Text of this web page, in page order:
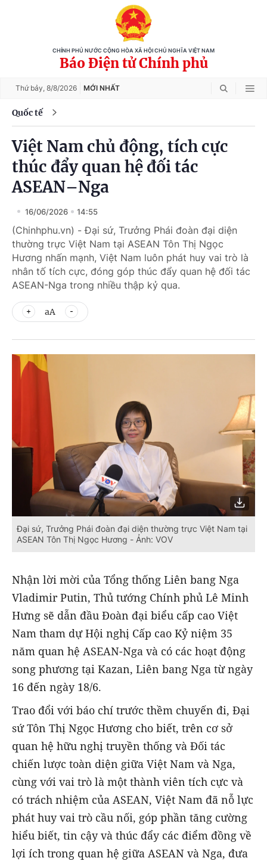
CHÍNH PHỦ NƯỚC CỘNG HÒA XÃ HỘI CHỦ NGHĨA VIỆT NAM
Báo Điện tử Chính phủ
Thứ bảy, 8/8/2026 MỚI NHẤT
Quốc tế
Việt Nam chủ động, tích cực
thúc đẩy quan hệ đối tác
ASEAN–Nga
16/06/2026 14:55
(Chinhphu.vn) - Đại sứ, Trưởng Phái đoàn đại diện
thường trực Việt Nam tại ASEAN Tôn Thị Ngọc
Hương nhấn mạnh, Việt Nam luôn phát huy vai trò là
nhân tố tích cực, đóng góp thúc đẩy quan hệ đối tác
ASEAN-Nga trong nhiều thập kỷ qua.
aA
Đại sứ, Trưởng Phái đoàn đại diện thường trực Việt Nam tại
ASEAN Tôn Thị Ngọc Hương - Ảnh: VOV
Nhận lời mời của Tổng thống Liên bang Nga
Vladimir Putin, Thủ tướng Chính phủ Lê Minh
Hưng sẽ dẫn đầu Đoàn đại biểu cấp cao Việt
Nam tham dự Hội nghị Cấp cao Kỷ niệm 35
năm quan hệ ASEAN-Nga và có các hoạt động
song phương tại Kazan, Liên bang Nga từ ngày
16 đến ngày 18/6.
Trao đổi với báo chí trước thềm chuyến đi, Đại
sứ Tôn Thị Ngọc Hương cho biết, trên cơ sở
quan hệ hữu nghị truyền thống và Đối tác
chiến lược toàn diện giữa Việt Nam và Nga,
cùng với vai trò là một thành viên tích cực và
có trách nhiệm của ASEAN, Việt Nam đã nỗ lực
phát huy vai trò cầu nối, góp phần tăng cường
hiểu biết, tin cậy và thúc đẩy các điểm đồng về
lợi ích trong quan hệ giữa ASEAN và Nga, đưa